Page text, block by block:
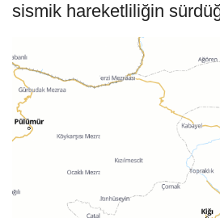
sismik hareketliliğin